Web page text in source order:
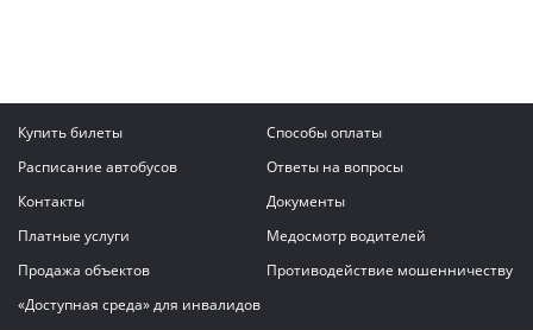
Купить билеты
Способы оплаты
Расписание автобусов
Ответы на вопросы
Контакты
Документы
Платные услуги
Медосмотр водителей
Продажа объектов
Противодействие мошенничеству
«Доступная среда» для инвалидов